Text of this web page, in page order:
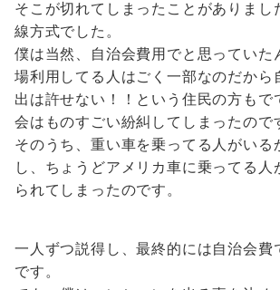
そこが切れてしまったことがありまし
線方式でした。
僕は当然、自治会費用でと思っていた
場利用してる人はごく一部なのだから
出は許せない！！という住民の方もで
会はものすごい紛糾してしまったので
そのうち、重い車を乗ってる人がいる
し、ちょうどアメリカ車に乗ってる人
られてしまったのです。
一人ずつ説得し、最終的には自治会費
です。